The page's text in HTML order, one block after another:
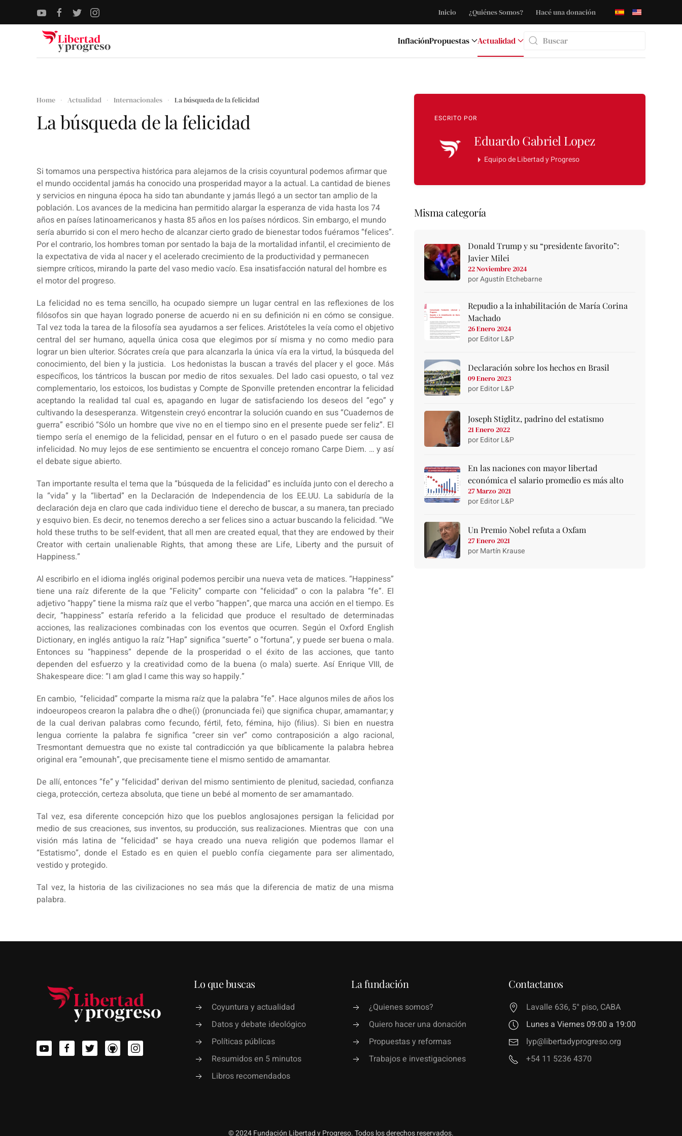
Skip to main content
Inicio ¿Quiénes Somos? Hacé una donación
InflaciónPropuestas
Actualidad
Type 2 or more characters for results.
Home Actualidad Internacionales La búsqueda de la felicidad
La búsqueda de la felicidad
Si tomamos una perspectiva histórica para alejarnos de la crisis coyuntural podemos afirmar que
el mundo occidental jamás ha conocido una prosperidad mayor a la actual. La cantidad de bienes
y servicios en ninguna época ha sido tan abundante y jamás llegó a un sector tan amplio de la
población. Los avances de la medicina han permitido alargar la esperanza de vida hasta los 74
años en países latinoamericanos y hasta 85 años en los países nórdicos. Sin embargo, el mundo
sería aburrido si con el mero hecho de alcanzar cierto grado de bienestar todos fuéramos “felices”.
Por el contrario, los hombres toman por sentado la baja de la mortalidad infantil, el crecimiento de
la expectativa de vida al nacer y el acelerado crecimiento de la productividad y permanecen
siempre críticos, mirando la parte del vaso medio vacío. Esa insatisfacción natural del hombre es
el motor del progreso.
La felicidad no es tema sencillo, ha ocupado siempre un lugar central en las reflexiones de los
filósofos sin que hayan logrado ponerse de acuerdo ni en su definición ni en cómo se consigue.
Tal vez toda la tarea de la filosofía sea ayudarnos a ser felices. Aristóteles la veía como el objetivo
central del ser humano, aquella única cosa que elegimos por sí misma y no como medio para
lograr un bien ulterior. Sócrates creía que para alcanzarla la única vía era la virtud, la búsqueda del
conocimiento, del bien y la justicia. Los hedonistas la buscan a través del placer y el goce. Más
específicos, los tántricos la buscan por medio de ritos sexuales. Del lado casi opuesto, o tal vez
complementario, los estoicos, los budistas y Compte de Sponville pretenden encontrar la felicidad
aceptando la realidad tal cual es, apagando en lugar de satisfaciendo los deseos del “ego” y
cultivando la desesperanza. Witgenstein creyó encontrar la solución cuando en sus “Cuadernos de
guerra” escribió “Sólo un hombre que vive no en el tiempo sino en el presente puede ser feliz”. El
tiempo sería el enemigo de la felicidad, pensar en el futuro o en el pasado puede ser causa de
infelicidad. No muy lejos de ese sentimiento se encuentra el concejo romano Carpe Diem. … y así
el debate sigue abierto.
Tan importante resulta el tema que la “búsqueda de la felicidad” es incluída junto con el derecho a
la “vida” y la “libertad” en la Declaración de Independencia de los EE.UU. La sabiduría de la
declaración deja en claro que cada individuo tiene el derecho de buscar, a su manera, tan preciado
y esquivo bien. Es decir, no tenemos derecho a ser felices sino a actuar buscando la felicidad. “We
hold these truths to be self-evident, that all men are created equal, that they are endowed by their
Creator with certain unalienable Rights, that among these are Life, Liberty and the pursuit of
Happiness.”
Al escribirlo en el idioma inglés original podemos percibir una nueva veta de matices. “Happiness”
tiene una raíz diferente de la que “Felicity” comparte con “felicidad” o con la palabra “fe”. El
adjetivo “happy” tiene la misma raíz que el verbo “happen”, que marca una acción en el tiempo. Es
decir, “happiness” estaría referido a la felicidad que produce el resultado de determinadas
acciones, las realizaciones combinadas con los eventos que ocurren. Según el Oxford English
Dictionary, en inglés antiguo la raíz “Hap” significa “suerte” o “fortuna”, y puede ser buena o mala.
Entonces su “happiness” depende de la prosperidad o el éxito de las acciones, que tanto
dependen del esfuerzo y la creatividad como de la buena (o mala) suerte. Así Enrique VIII, de
Shakespeare dice: “I am glad I came this way so happily.”
En cambio, “felicidad” comparte la misma raíz que la palabra “fe”. Hace algunos miles de años los
indoeuropeos crearon la palabra dhe o dhe(i) (pronunciada fei) que significa chupar, amamantar; y
de la cual derivan palabras como fecundo, fértil, feto, fémina, hijo (filius). Si bien en nuestra
lengua corriente la palabra fe significa “creer sin ver” como contraposición a algo racional,
Tresmontant demuestra que no existe tal contradicción ya que bíblicamente la palabra hebrea
original era “emounah”, que precisamente tiene el mismo sentido de amamantar.
De allí, entonces “fe” y “felicidad” derivan del mismo sentimiento de plenitud, saciedad, confianza
ciega, protección, certeza absoluta, que tiene un bebé al momento de ser amamantado.
Tal vez, esa diferente concepción hizo que los pueblos anglosajones persigan la felicidad por
medio de sus creaciones, sus inventos, su producción, sus realizaciones. Mientras que con una
visión más latina de “felicidad” se haya creado una nueva religión que podemos llamar el
“Estatismo”, donde el Estado es en quien el pueblo confía ciegamente para ser alimentado,
vestido y protegido.
Tal vez, la historia de las civilizaciones no sea más que la diferencia de matiz de una misma
palabra.
ESCRITO POR
Eduardo Gabriel Lopez
Equipo de Libertad y Progreso
Misma categoría
Donald Trump y su “presidente favorito”:
Javier Milei
22 Noviembre 2024
por Agustín Etchebarne
Repudio a la inhabilitación de María Corina
Machado
26 Enero 2024
por Editor L&P
Declaración sobre los hechos en Brasil
09 Enero 2023
por Editor L&P
Joseph Stiglitz, padrino del estatismo
21 Enero 2022
por Editor L&P
En las naciones con mayor libertad
económica el salario promedio es más alto
27 Marzo 2021
por Editor L&P
Un Premio Nobel refuta a Oxfam
27 Enero 2021
por Martín Krause
Lo que buscas
Coyuntura y actualidad
Datos y debate ideológico
Políticas públicas
Resumidos en 5 minutos
Libros recomendados
La fundación
¿Quienes somos?
Quiero hacer una donación
Propuestas y reformas
Trabajos e investigaciones
Contactanos
Lavalle 636, 5° piso, CABA
Lunes a Viernes 09:00 a 19:00
lyp@libertadyprogreso.org
+54 11 5236 4370
© 2024 Fundación Libertad y Progreso. Todos los derechos reservados.